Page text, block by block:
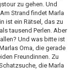
zu gehen. Und
Strand findet Marla
ist ein Rätsel, das zu
tausend Perlen. Aber
Und was bitte ist
Oma, die gerade
Freundinnen. Zu
die Marla